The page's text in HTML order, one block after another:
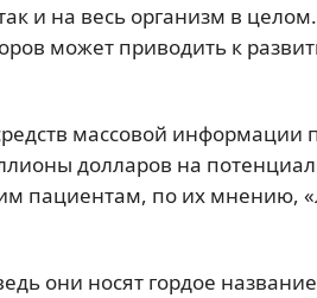
и на весь организм в
может приводить к
массовой информации
долларов на
пациентам, по их мнению,
они носят гордое